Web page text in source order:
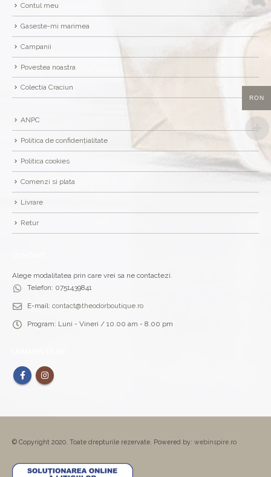
Contul meu
Gaseste-mi marimea
Campanii
Povestea noastra
Colectia Craciun
ANPC
Politica de confidențialitate
Politica cookies
Comenzi si plata
Livrare
Retur
Alege modalitatea prin care vrei sa ne contactezi.
Telefon: 0751439841
E-mail: contact@theodorboutique.ro
Program: Luni - Vineri / 10.00 am - 8.00 pm
© Copyright 2020. Toate drepturile rezervate. Powered by: webinspire.ro
RON